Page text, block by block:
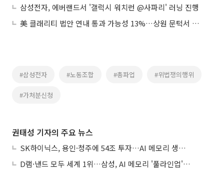
삼성전자, 에버랜드서 '갤럭시 워치런 @사파리' 러닝 진행
美 클래리티 법안 연내 통과 가능성 13%…상원 문턱서 제동
#삼성전자 #노동조합 #총파업 #위법쟁의행위
#가처분신청
권태성 기자의 주요 뉴스
SK하이닉스, 용인·청주에 54조 투자…AI 메모리 생산기지 키운다
D램·낸드 모두 세계 1위…삼성, AI 메모리 '풀라인업'으로 승부